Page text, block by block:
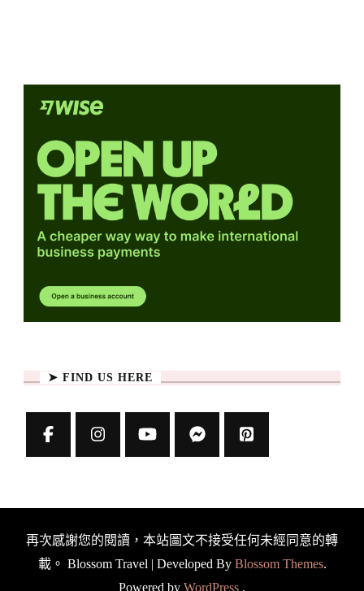
➤ FIND US HERE
再次感謝您的閱讀，本站圖文不接受任何未經同意的轉
載。 Blossom Travel | Developed By Blossom Themes.
Powered by WordPress .